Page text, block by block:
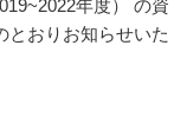
年度） の資
とおりお知らせいた